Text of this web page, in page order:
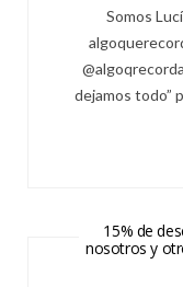
Somos
dejamos todo”
15% de
nosotros y